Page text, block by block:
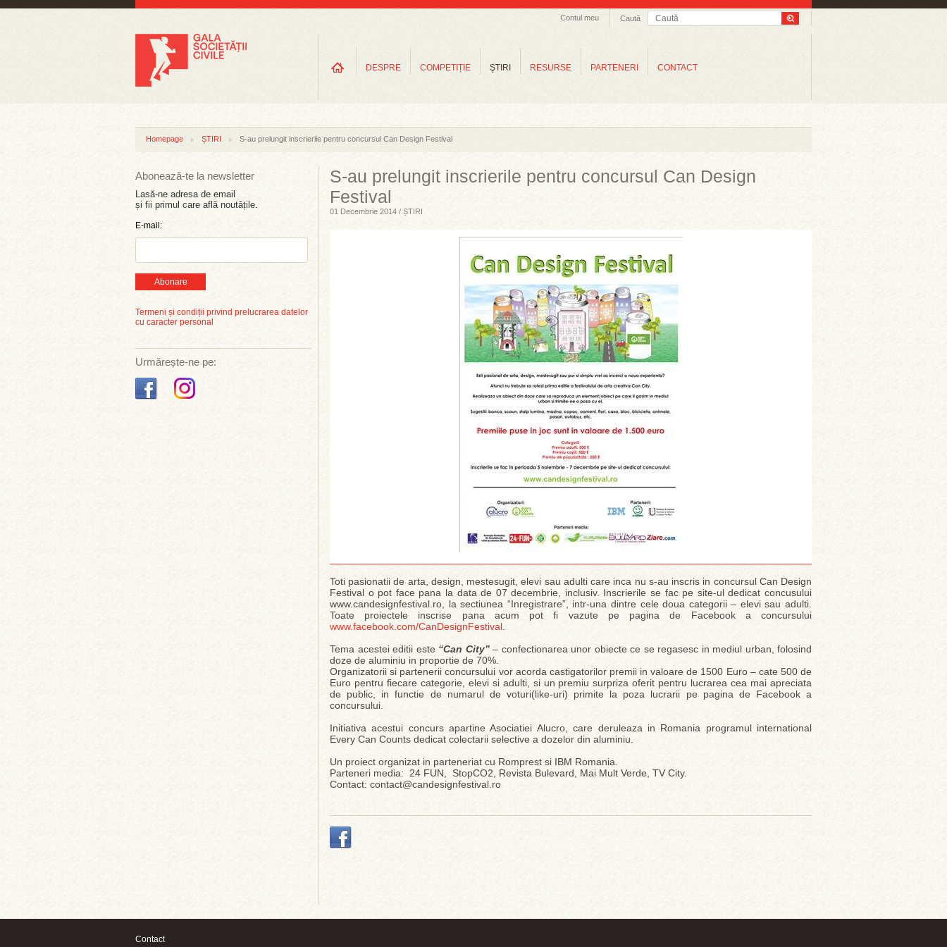
Caută
Contul meu
DESPRE COMPETIȚIE ŞTIRI RESURSE PARTENERI CONTACT
Homepage ȘTIRI S-au prelungit inscrierile pentru concursul Can Design Festival
Abonează-te la newsletter
Lasă-ne adresa de email
și fii primul care află noutățile.
E-mail:
Abonare
Termeni și condiții privind prelucrarea datelor
cu caracter personal
Urmărește-ne pe:
S-au prelungit inscrierile pentru concursul Can Design
Festival
01 Decembrie 2014 / ȘTIRI
Toti pasionatii de arta, design, mestesugit, elevi sau adulti care inca nu s-au inscris in concursul Can Design
Festival o pot face pana la data de 07 decembrie, inclusiv. Inscrierile se fac pe site-ul dedicat concusului
www.candesignfestival.ro, la sectiunea “Inregistrare”, intr-una dintre cele doua categorii – elevi sau adulti.
Toate proiectele inscrise pana acum pot fi vazute pe pagina de Facebook a concursului
www.facebook.com/CanDesignFestival
Tema acestei editii este“Can City”– confectionarea unor obiecte ce se regasesc in mediul urban, folosind
doze de aluminiu in proportie de 70%.
Organizatorii si partenerii concursului vor acorda castigatorilor premii in valoare de 1500 Euro – cate 500 de
Euro pentru fiecare categorie, elevi si adulti, si un premiu surpriza oferit pentru lucrarea cea mai apreciata
de public, in functie de numarul de voturi(like-uri) primite la poza lucrarii pe pagina de Facebook a
concursului.
Initiativa acestui concurs apartine Asociatiei Alucro, care deruleaza in Romania programul international
Every Can Counts dedicat colectarii selective a dozelor din aluminiu.
Un proiect organizat in parteneriat cu Romprest si IBM Romania.
Parteneri media: 24 FUN, StopCO2, Revista Bulevard, Mai Mult Verde, TV City.
Contact: contact@candesignfestival.ro
Contact